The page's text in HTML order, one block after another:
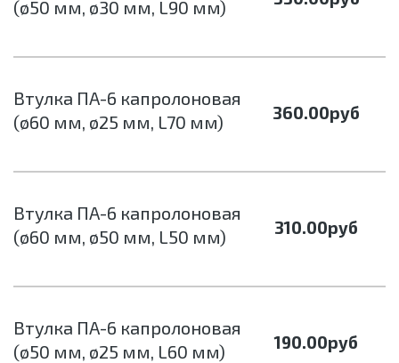
(ø50 мм, ø30 мм, L90 мм)
Втулка ПА-6 капролоновая
(ø60 мм, ø25 мм, L70 мм)
360.00руб
Втулка ПА-6 капролоновая
(ø60 мм, ø50 мм, L50 мм)
310.00руб
Втулка ПА-6 капролоновая
(ø50 мм, ø25 мм, L60 мм)
190.00руб